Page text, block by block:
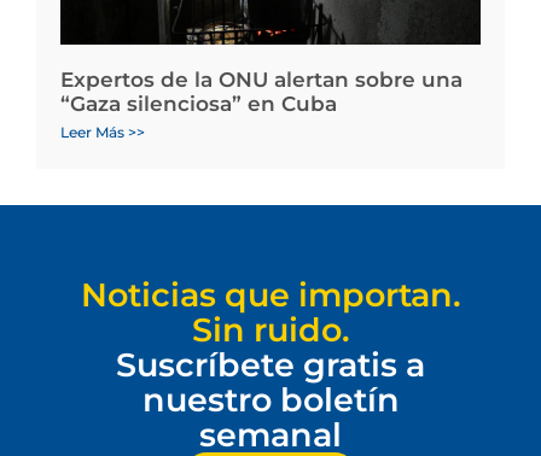
Expertos de la ONU alertan sobre una
“Gaza silenciosa” en Cuba
Leer Más >>
Noticias que importan.
Sin ruido.
Suscríbete gratis a
nuestro boletín
semanal